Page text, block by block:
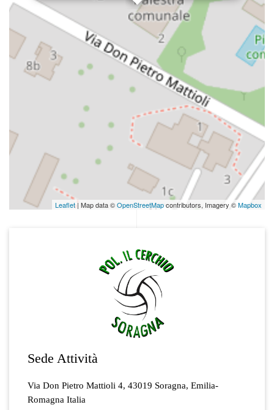
Leaflet| Map data ©OpenStreetMapcontributors, Imagery ©Mapbox
Sede Attività
Via Don Pietro Mattioli 4, 43019 Soragna, Emilia-
Romagna Italia